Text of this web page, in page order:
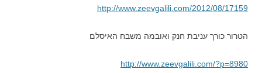
http://www.zeevgalili.com/2012/08/17159
הטרור כורך עניבת חנק ואובמה משבח האיסלם
http://www.zeevgalili.com/?p=8980